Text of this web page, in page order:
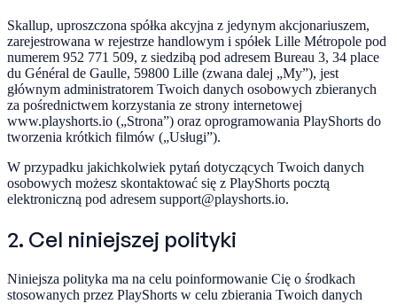
Skallup, uproszczona spółka akcyjna z jedynym akcjonariuszem,
zarejestrowana w rejestrze handlowym i spółek Lille Métropole pod
numerem 952 771 509, z siedzibą pod adresem Bureau 3, 34 place
du Général de Gaulle, 59800 Lille (zwana dalej „My”), jest
głównym administratorem Twoich danych osobowych zbieranych
za pośrednictwem korzystania ze strony internetowej
www.playshorts.io („Strona”) oraz oprogramowania PlayShorts do
tworzenia krótkich filmów („Usługi”).
W przypadku jakichkolwiek pytań dotyczących Twoich danych
osobowych możesz skontaktować się z PlayShorts pocztą
elektroniczną pod adresem support@playshorts.io.
2. Cel niniejszej polityki
Niniejsza polityka ma na celu poinformowanie Cię o środkach
stosowanych przez PlayShorts w celu zbierania Twoich danych